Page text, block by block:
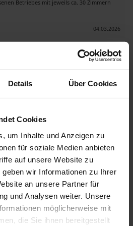
Details Über Cookies
Cookies
um Inhalte und Anzeigen zu
für soziale Medien anbieten
auf unsere Website zu
wir Informationen zu Ihrer
an unsere Partner für
und Analysen weiter. Unsere
möglicherweise mit
die Sie ihnen bereitgestellt
Betriebes mit jeweils ca. 30 Zimmern
04.03.2026
gesucht (B2B – Provision)
erkennbarem Nutzen • Zielgruppe:
(meist Inhaber) • Hohe ..
Auftragsbank starten
Innenausbau und